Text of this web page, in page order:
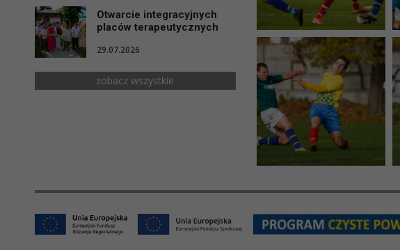
Otwarcie integracyjnych
placów terapeutycznych
29.07.2026
zobacz wszystkie